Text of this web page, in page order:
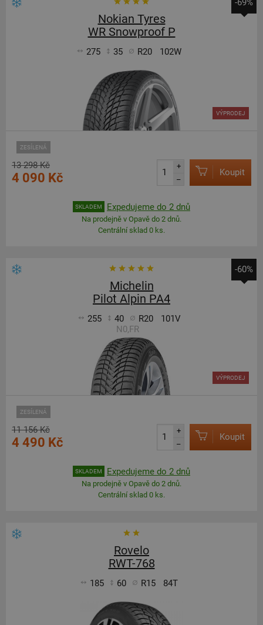
Nokian Tyres
WR Snowproof P
275 35 R20 102W
ZESÍLENÁ
VÝPRODEJ
13 298 Kč
4 090 Kč
+
–
Koupit
SKLADEM Expedujeme do 2 dnů
Na prodejně v Opavě do 2 dnů.
Centrální sklad 0 ks.
-60%
Michelin
Pilot Alpin PA4
255 40 R20
101V
N0,FR
ZESÍLENÁ
VÝPRODEJ
11 156 Kč
4 490 Kč
+
–
Koupit
SKLADEM Expedujeme do 2 dnů
Na prodejně v Opavě do 2 dnů.
Centrální sklad 0 ks.
Rovelo
RWT-768
185 60 R15 84T